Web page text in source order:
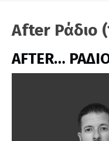
After Ράδιο
AFTER…